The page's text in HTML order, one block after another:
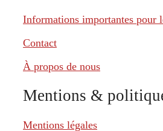
Informations importantes pour
Contact
À propos de nous
Mentions &
Mentions légales